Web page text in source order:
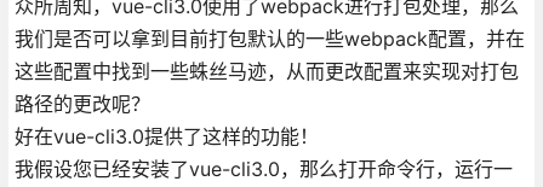
众所周知，vue-cli3.0使用了webpack进行打包处理，那么
我们是否可以拿到目前打包默认的一些webpack配置，并在
这些配置中找到一些蛛丝马迹，从而更改配置来实现对打包
路径的更改呢？
好在vue-cli3.0提供了这样的功能！
我假设您已经安装了vue-cli3.0，那么打开命令行，运行一